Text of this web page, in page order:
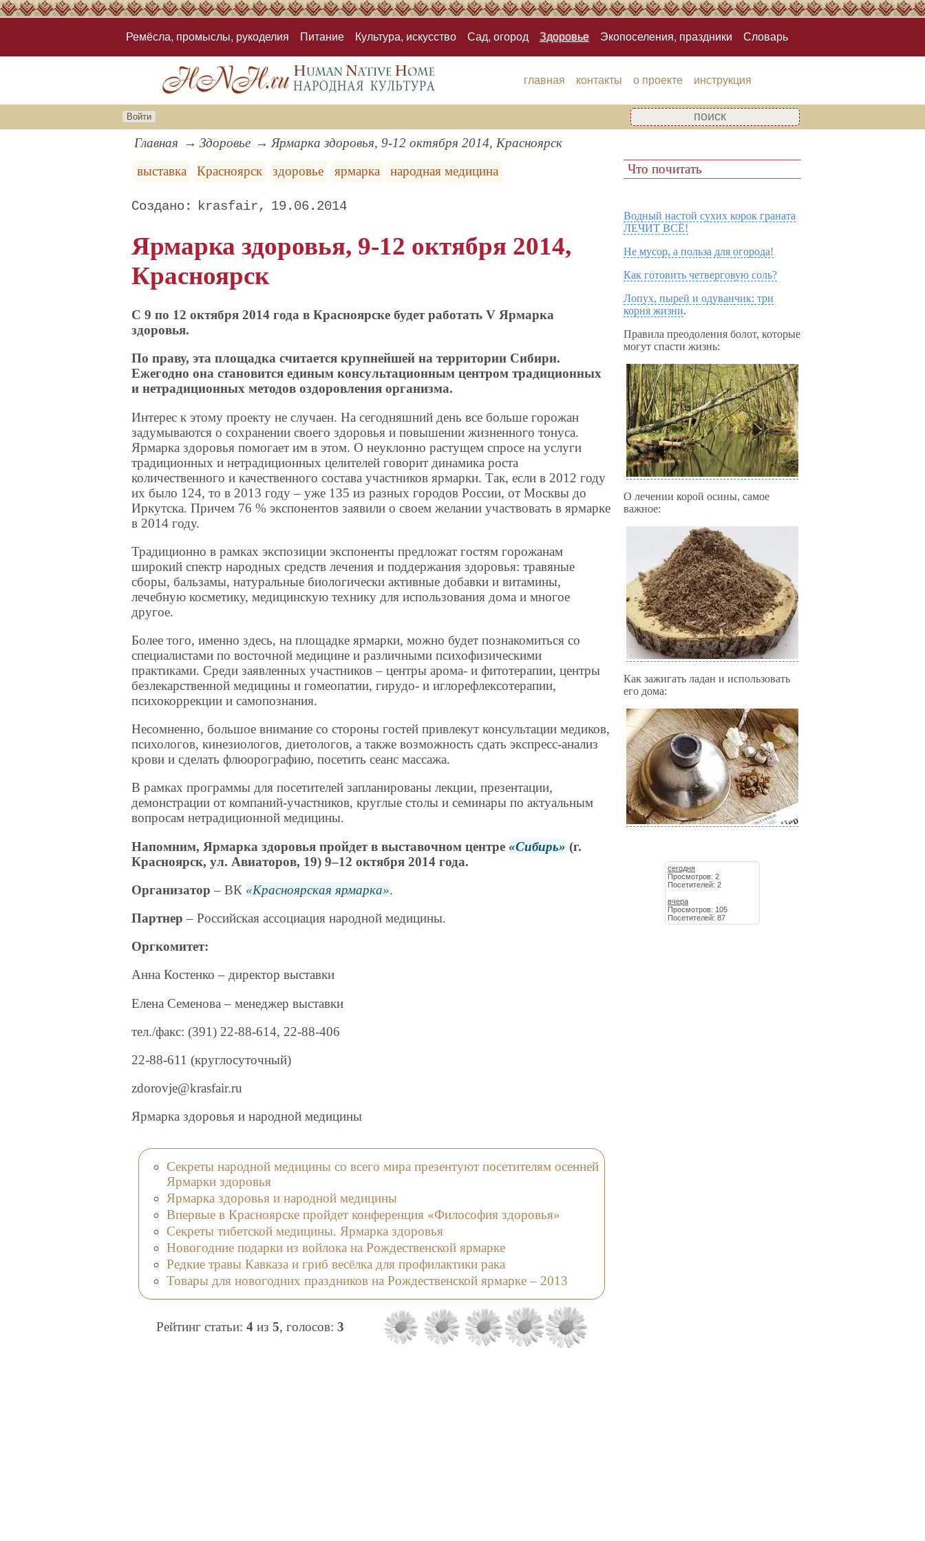
Ремёсла, промыслы, рукоделия Питание Культура, искусство Сад, огород Здоровье Экопоселения, праздники Словарь
главная контакты о проекте инструкция
Войти
Главная Здоровье
Ярмарка здоровья, 9-12 октября 2014, Красноярск
выставка
Красноярск здоровье ярмарка народная медицина
krasfair 19.06.2014
Ярмарка здоровья, 9-12 октября 2014,
Красноярск
С 9 по 12 октября 2014 года в Красноярске будет работать V Ярмарка
здоровья.
По праву, эта площадка считается крупнейшей на территории Сибири.
Ежегодно она становится единым консультационным центром традиционных
и нетрадиционных методов оздоровления организма.
Интерес к этому проекту не случаен. На сегодняшний день все больше горожан
задумываются о сохранении своего здоровья и повышении жизненного тонуса.
Ярмарка здоровья помогает им в этом. О неуклонно растущем спросе на услуги
традиционных и нетрадиционных целителей говорит динамика роста
количественного и качественного состава участников ярмарки. Так, если в 2012 году
их было 124, то в 2013 году – уже 135 из разных городов России, от Москвы до
Иркутска. Причем 76 % экспонентов заявили о своем желании участвовать в ярмарке
в 2014 году.
Традиционно в рамках экспозиции экспоненты предложат гостям горожанам
широкий спектр народных средств лечения и поддержания здоровья: травяные
сборы, бальзамы, натуральные биологически активные добавки и витамины,
лечебную косметику, медицинскую технику для использования дома и многое
другое.
Более того, именно здесь, на площадке ярмарки, можно будет познакомиться со
специалистами по восточной медицине и различными психофизическими
практиками. Среди заявленных участников – центры арома- и фитотерапии, центры
безлекарственной медицины и гомеопатии, гирудо- и иглорефлексотерапии,
психокоррекции и самопознания.
Несомненно, большое внимание со стороны гостей привлекут консультации медиков,
психологов, кинезиологов, диетологов, а также возможность сдать экспресс-анализ
крови и сделать флюорографию, посетить сеанс массажа.
В рамках программы для посетителей запланированы лекции, презентации,
демонстрации от компаний-участников, круглые столы и семинары по актуальным
вопросам нетрадиционной медицины.
Напомним, Ярмарка здоровья пройдет в выставочном центре Сибирь
(г.
Красноярск, ул. Авиаторов, 19) 9–12 октября 2014 года.
Организатор– ВК Красноярская ярмарка .
Партнер– Российская ассоциация народной медицины.
Оргкомитет:
Анна Костенко – директор выставки
Елена Семенова – менеджер выставки
тел./факс: (391) 22-88-614, 22-88-406
22-88-611 (круглосуточный)
zdorovje@krasfair.ru
Ярмарка здоровья и народной медицины
Секреты народной медицины со всего мира презентуют посетителям осенней
Ярмарки здоровья
Ярмарка здоровья и народной медицины
Впервые в Красноярске пройдет конференция «Философия здоровья»
Секреты тибетской медицины. Ярмарка здоровья
Новогодние подарки из войлока на Рождественской ярмарке
Редкие травы Кавказа и гриб весёлка для профилактики рака
Товары для новогодних праздников на Рождественской ярмарке – 2013
Рейтинг статьи:4 из5, голосов:3
Что почитать
Водный настой сухих корок граната
ЛЕЧИТ ВСЁ!
Не мусор, а польза для огорода!
Как готовить четверговую соль?
Лопух, пырей и одуванчик: три
корня жизни.
Правила преодоления болот, которые
могут спасти жизнь:
О лечении корой осины, самое
важное:
Как зажигать ладан и использовать
его дома:
сегодня
Просмотров: 2
Посетителей: 2
вчера
Просмотров: 105
Посетителей: 87